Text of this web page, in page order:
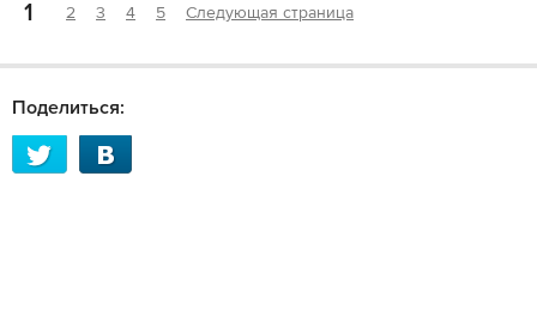
1 2 3 4 5 Следующая страница
Поделиться: